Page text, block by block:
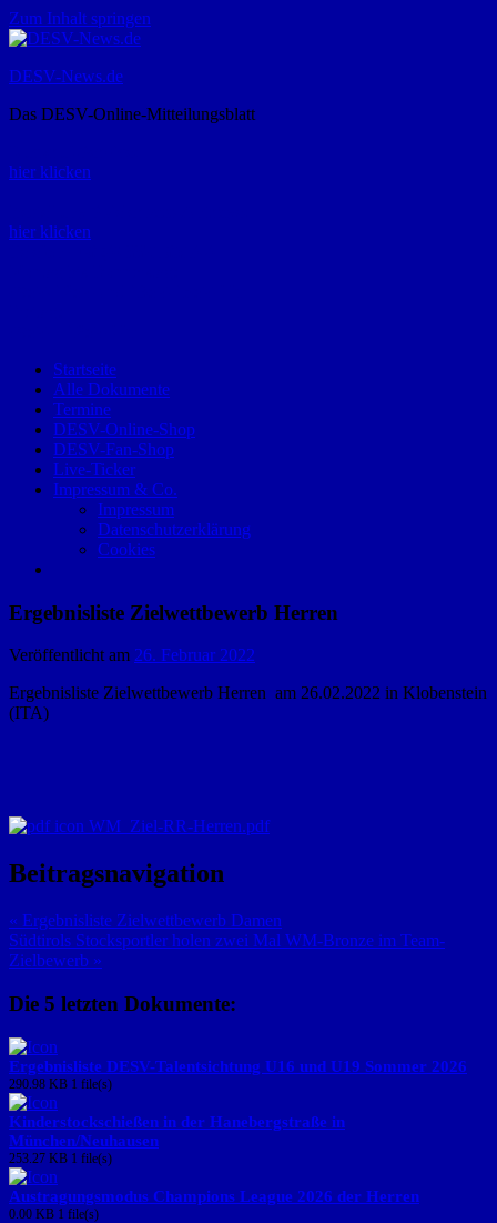
Zum Inhalt springen
DESV-News.de
Das DESV-Online-Mitteilungsblatt
hier klicken
hier klicken
Startseite
Alle Dokumente
Termine
DESV-Online-Shop
DESV-Fan-Shop
Live-Ticker
Impressum & Co.
Impressum
Datenschutzerklärung
Cookies
Ergebnisliste Zielwettbewerb Herren
Veröffentlicht am 26. Februar 2022
Ergebnisliste Zielwettbewerb Herren am 26.02.2022 in Klobenstein
(ITA)
WM_Ziel-RR-Herren.pdf
Beitragsnavigation
« Ergebnisliste Zielwettbewerb Damen
Südtirols Stocksportler holen zwei Mal WM-Bronze im Team-
Zielbewerb »
Die 5 letzten Dokumente:
Ergebnisliste DESV-Talentsichtung U16 und U19 Sommer 2026
290.98 KB 1 file(s)
Kinderstockschießen in der Hanebergstraße in
München/Neuhausen
253.27 KB 1 file(s)
Austragungsmodus Champions League 2026 der Herren
0.00 KB 1 file(s)